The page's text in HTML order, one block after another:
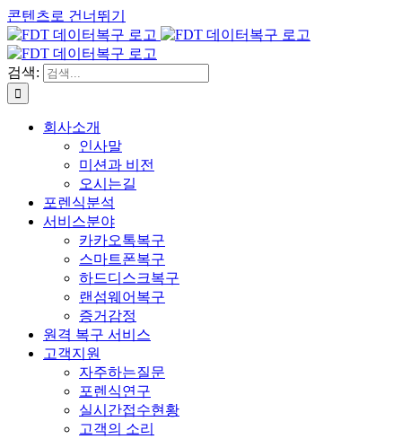
콘텐츠로 건너뛰기
검색:
회사소개
인사말
미션과 비전
오시는길
포렌식분석
서비스분야
카카오톡복구
스마트폰복구
하드디스크복구
랜섬웨어복구
증거감정
원격 복구 서비스
고객지원
자주하는질문
포렌식연구
실시간접수현황
고객의 소리